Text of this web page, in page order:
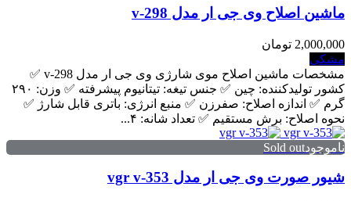
ماشین اصلاح وی جی ار مدل v-298
2,000,000 تومان
مشکی
مشخصات ماشین اصلاح موی شارژی وی جی ار مدل v-298 ✅️
کشور تولیدکننده: چین ✅️ جنس تیغه: تیتانیوم پیشرفته ✅️ وزن: ۲۹۰
گرم ✅️ اندازه اصلاح: صفرزن ✅️ منبع انرژی: باتری قابل شارژ ✅️
نحوه اصلاح: برش مستقیم ✅️ تعداد شانه: ۴...
ناموجودSold out
شیور صورت وی جی ار مدل vgr v-353